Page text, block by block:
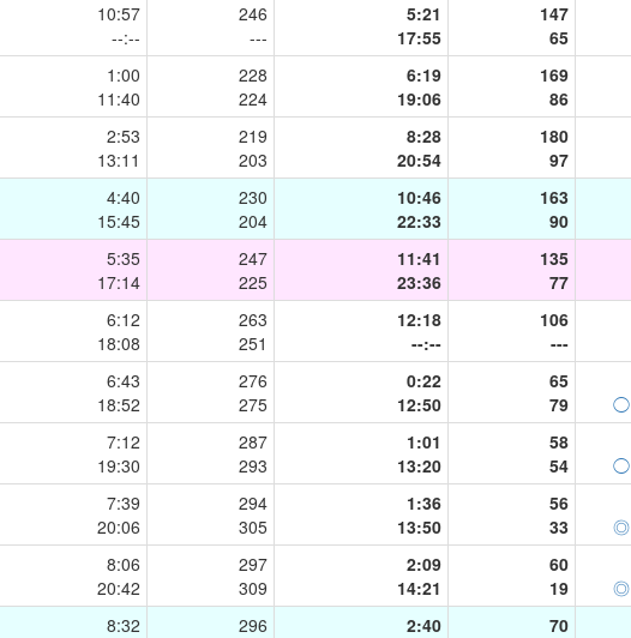
10:57
--:--
246
---
5:21
17:55
147
65
1:00
11:40
228
224
6:19
19:06
169
86
2:53
13:11
219
203
8:28
20:54
180
97
4:40
15:45
230
204
10:46
22:33
163
90
5:35
17:14
247
225
11:41
23:36
135
77
6:12
18:08
263
251
12:18
--:--
106
---
6:43
18:52
276
275
0:22
12:50
65
79
◯
7:12
19:30
287
293
1:01
13:20
58
54
◯
7:39
20:06
294
305
1:36
13:50
56
33
◎
8:06
20:42
297
309
2:09
14:21
60
19
◎
8:32
296
2:40
70